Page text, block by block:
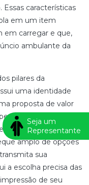
características
em um item
em carregar e que,
ambulante da
pilares da
uma identidade
proposta de valor
são
Umdistribuidor de
amplo de opções
sua
a escolha precisa das
de seu
Seja um
Representante